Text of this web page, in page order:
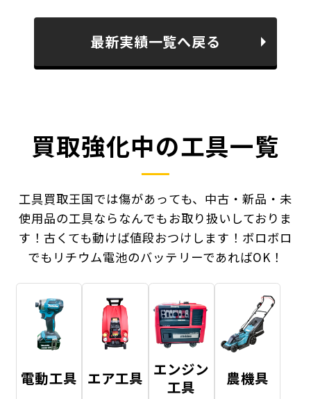
最新実績一覧へ戻る
買取強化中の工具一覧
工具買取王国では傷があっても、中古・新品・未
使用品の工具ならなんでもお取り扱いしておりま
す！ 古くても動けば値段おつけします！ボロボロ
でもリチウム電池のバッテリーであればOK！
電動工具 エア工具 エンジン
工具
農機具